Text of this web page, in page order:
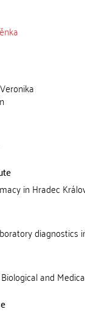
in Hradec
diagnostics
and